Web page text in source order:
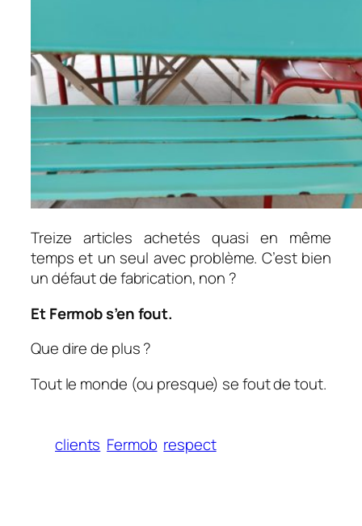
Treize articles achetés quasi en même
temps et un seul avec problème. C’est bien
un défaut de fabrication, non ?
Et Fermob s’en fout.
Que dire de plus ?
Tout le monde (ou presque) se fout de tout.
clients Fermob respect